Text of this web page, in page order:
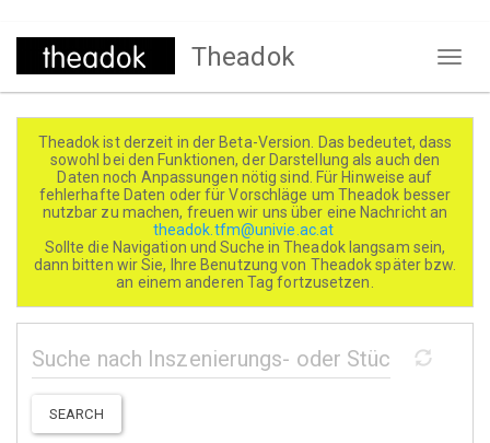
Direkt
Theadok
Theadok ist derzeit in der Beta-Version. Das bedeutet, dass
sowohl bei den Funktionen, der Darstellung als auch den
Daten noch Anpassungen nötig sind. Für Hinweise auf
fehlerhafte Daten oder für Vorschläge um Theadok besser
nutzbar zu machen, freuen wir uns über eine Nachricht an
theadok.tfm@univie.ac.at
Sollte die Navigation und Suche in Theadok langsam sein,
dann bitten wir Sie, Ihre Benutzung von Theadok später bzw.
an einem anderen Tag fortzusetzen.
SEARCH